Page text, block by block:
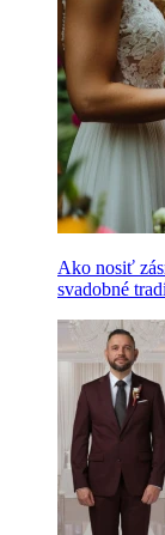
Ako nosiť
svadobné